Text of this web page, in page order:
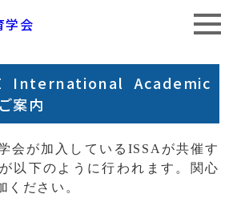
International Academic
案内
会が加入しているISSAが共催す
以下のように行われます。関心
ください。